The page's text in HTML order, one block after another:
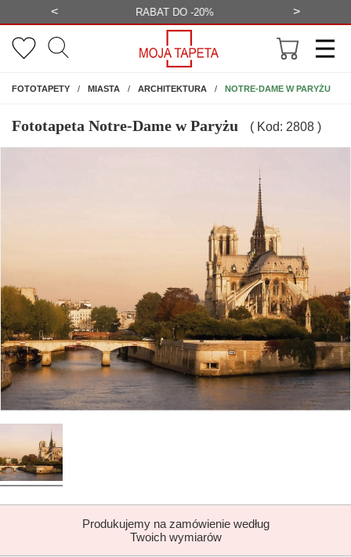
< BEZPŁATNA WIZUALIZACJA >
FOTOTAPETYNA ŚCIANĘ
MIASTA ARCHITEKTURA NOTRE-DAME W PARYŻU
Fototapeta Notre-Dame w Paryżu ( Kod: 2808 )
Produkujemy na zamówienie według
Twoich wymiarów